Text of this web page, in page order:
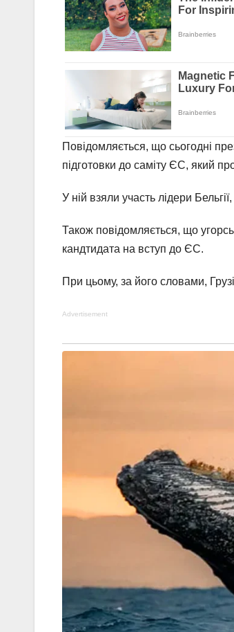
Повідомляється, що сьогодні
підготовки до саміту ЄС, який
У ній взяли участь лідери
Також повідомляється, що
кандтидата на вступ до ЄС.
При цьому, за його словами,
Advertisement